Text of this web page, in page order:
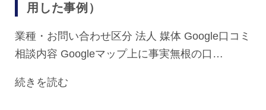
用した事例）
業種・お問い合わせ区分 法人 媒体 Google口コミ
相談内容 Googleマップ上に事実無根の口…
続きを読む